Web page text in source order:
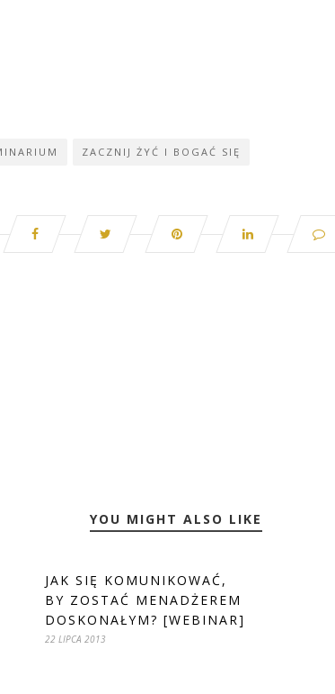
ZACZNIJ ŻYĆ I BOGAĆ SIĘ
YOU MIGHT ALSO LIKE
JAK SIĘ KOMUNIKOWAĆ,
BY ZOSTAĆ MENADŻEREM
DOSKONAŁYM? [WEBINAR]
22 LIPCA 2013